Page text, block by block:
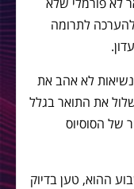
להערכה לתרומה
לא אהב את
את התואר בגלל
של הסוסיוס
ההוא, טען בדיוק